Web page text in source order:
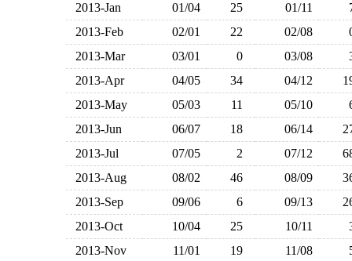
2013-Jan 01/04 25 01/11
2013-Feb
02/01 22 02/08
2013-Mar
03/01 0 03/08
2013-Apr
04/05 34 04/12
2013-May
05/03 11 05/10
2013-Jun
06/07 18 06/14
2013-Jul
07/05 2 07/12
2013-Aug
08/02 46 08/09
2013-Sep
09/06 6 09/13
2013-Oct
10/04 25 10/11
2013-Nov
11/01 19 11/08